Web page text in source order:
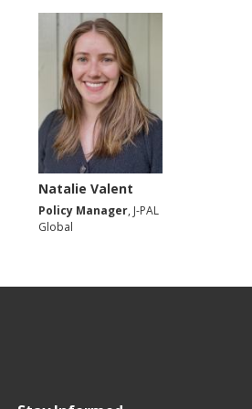
Natalie Valent
Policy Manager, J-PAL
Global